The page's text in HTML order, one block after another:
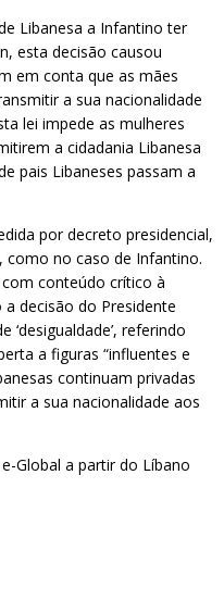
Libanesa a Infantino ter
esta decisão causou
em conta que as mães
a sua nacionalidade
lei impede as mulheres
a cidadania Libanesa
pais Libaneses passam a
por decreto presidencial,
como no caso de Infantino.
conteúdo crítico à
decisão do Presidente
‘desigualdade’, referindo
a figuras “influentes e
continuam privadas
a sua nacionalidade aos
Global a partir do Líbano